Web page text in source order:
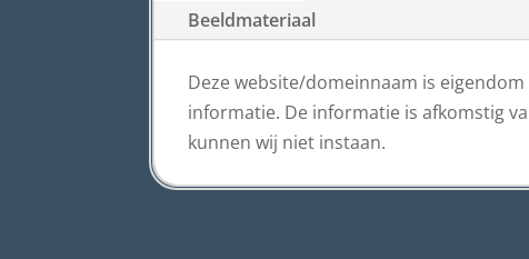
Beeldmateriaal
Deze website/domeinnaam is
informatie. De informatie is afkomstig
kunnen wij niet instaan.